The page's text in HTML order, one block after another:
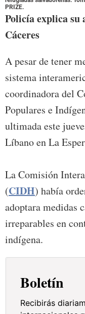
PRIZE.
Policía explica su
Cáceres
A pesar de tener
sistema
coordinadora del
Populares e
ultimada este
Líbano en La
La Comisión
(CIDH) había
adoptara medidas
irreparables en
indígena.
Boletín
Recibirás